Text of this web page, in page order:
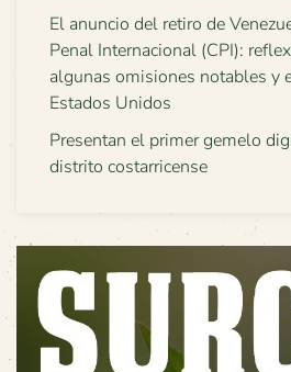
El anuncio del retiro de
Penal Internacional (CPI):
algunas omisiones notables y
Estados Unidos
Presentan el primer gemelo
distrito costarricense